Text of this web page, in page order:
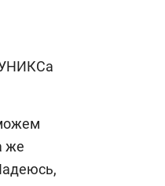
УНИКСа
же